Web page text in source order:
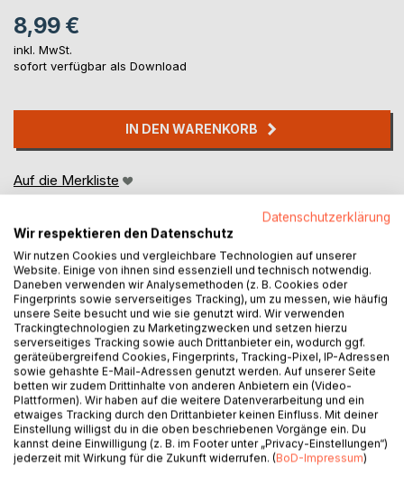
8,99 €
inkl. MwSt.
sofort verfügbar als Download
IN DEN WARENKORB
Auf die Merkliste
Titel bewerten
BESCHREIBUNG
Revolution der zärtlichen Liebe! Als ein Vademecum zur
Familiensynode und zum Jahr der Barmherzigkeit richtet
sich dieses Buch an alle, die zur Vorbereitung der XIV.
Ordentlichen Bischofssynode zum Thema „Die Berufung
und Mission der Familie in der Kirche in der modernen
Datenschutzerklärung
Wir respektieren den Datenschutz
Wir nutzen Cookies und vergleichbare Technologien auf unserer
Website. Einige von ihnen sind essenziell und technisch notwendig.
Daneben verwenden wir Analysemethoden (z. B. Cookies oder
Fingerprints sowie serverseitiges Tracking), um zu messen, wie häufig
unsere Seite besucht und wie sie genutzt wird. Wir verwenden
Trackingtechnologien zu Marketingzwecken und setzen hierzu
serverseitiges Tracking sowie auch Drittanbieter ein, wodurch ggf.
geräteübergreifend Cookies, Fingerprints, Tracking-Pixel, IP-Adressen
sowie gehashte E-Mail-Adressen genutzt werden. Auf unserer Seite
betten wir zudem Drittinhalte von anderen Anbietern ein (Video-
Plattformen). Wir haben auf die weitere Datenverarbeitung und ein
etwaiges Tracking durch den Drittanbieter keinen Einfluss. Mit deiner
Einstellung willigst du in die oben beschriebenen Vorgänge ein. Du
kannst deine Einwilligung (z. B. im Footer unter „Privacy-Einstellungen“)
jederzeit mit Wirkung für die Zukunft widerrufen. (BoD-Impressum)